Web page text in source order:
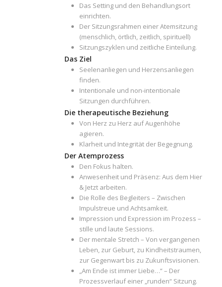
Das Setting und den Behandlungsort
einrichten.
Der Sitzungsrahmen einer Atemsitzung
(menschlich, örtlich, zeitlich, spirituell)
Sitzungszyklen und zeitliche Einteilung.
Das Ziel
Seelenanliegen und Herzensanliegen
finden.
Intentionale und non-intentionale
Sitzungen durchführen.
Die therapeutische Beziehung
Von Herz zu Herz auf Augenhöhe
agieren.
Klarheit und Integrität der Begegnung.
Der Atemprozess
Den Fokus halten.
Anwesenheit und Präsenz: Aus dem Hier
& Jetzt arbeiten.
Die Rolle des Begleiters – Zwischen
Impulstreue und Achtsamkeit.
Impression und Expression im Prozess –
stille und laute Sessions.
Der mentale Stretch – Von vergangenen
Leben, zur Geburt, zu Kindheitstraumen,
zur Gegenwart bis zu Zukunftsvisionen.
„Am Ende ist immer Liebe…“ – Der
Prozessverlauf einer „runden“ Sitzung.